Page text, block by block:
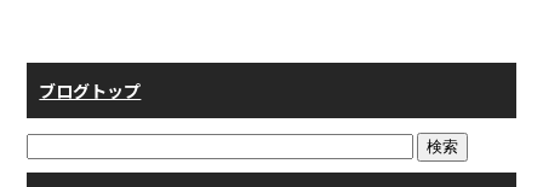
ブログトップ